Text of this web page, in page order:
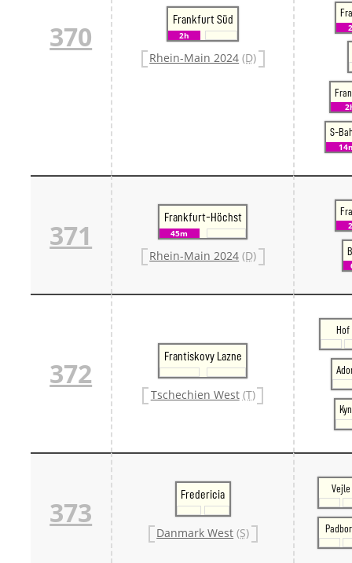
370
Frankfurt Süd
2h
Rhein-Main 2024 (D)
S-
371
Frankfurt-Höchst
45m
Rhein-Main 2024 (D)
372
Frantiskovy Lazne
Tschechien West (T)
Hof
373
Fredericia
Danmark West (S)
Vejle